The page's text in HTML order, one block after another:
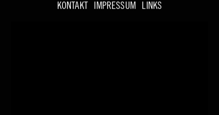
KONTAKT IMPRESSUM LINKS